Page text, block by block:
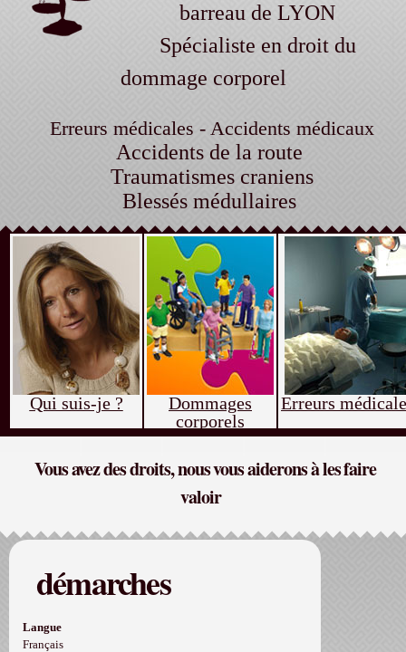
barreau de LYON
Spécialiste en droit du
dommage corporel
Erreurs médicales - Accidents médicaux
Accidents de la route
Traumatismes craniens
Blessés médullaires
Qui suis-je ?
Dommages
corporels
Erreurs
Vous avez des droits, nous vous aiderons à les faire
valoir
démarches
Langue
Français